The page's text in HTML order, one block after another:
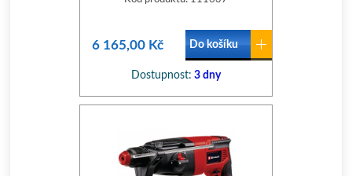
6 165,00 Kč Do košíku
Dostupnost: 3 dny